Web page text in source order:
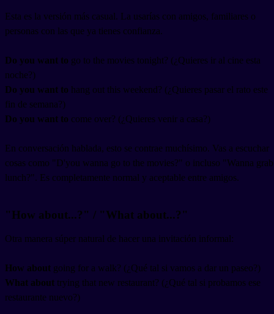
Esta es la versión más casual. La usarías con amigos, familiares o
personas con las que ya tienes confianza.
Do you want to go to the movies tonight? (¿Quieres ir al cine esta
noche?)
Do you want to hang out this weekend? (¿Quieres pasar el rato este
fin de semana?)
Do you want to come over? (¿Quieres venir a casa?)
En conversación hablada, esto se contrae muchísimo. Vas a escuchar
cosas como "D'you wanna go to the movies?" o incluso "Wanna grab
lunch?". Es completamente normal y aceptable entre amigos.
"How about...?" / "What about...?"
Otra manera súper natural de hacer una invitación informal:
How about going for a walk? (¿Qué tal si vamos a dar un paseo?)
What about trying that new restaurant? (¿Qué tal si probamos ese
restaurante nuevo?)